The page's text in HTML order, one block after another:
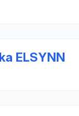
ELSYNN